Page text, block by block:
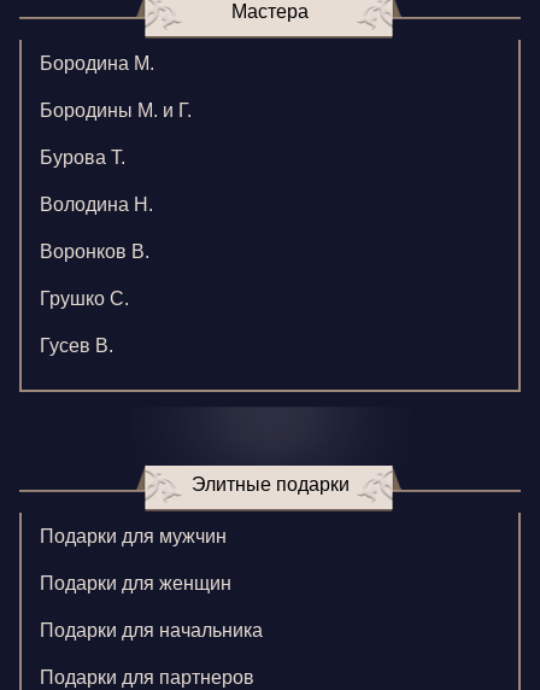
Мастера
Бородина М.
Бородины М. и Г.
Бурова Т.
Володина Н.
Воронков В.
Грушко С.
Гусев В.
Зверева В.
Кормилицына Е.
Корнилова В.
Ларионова С.
Левушкина Н.
Ненажный А.
Элитные подарки
Подарки для мужчин
Подарки для женщин
Подарки для начальника
Подарки для партнеров